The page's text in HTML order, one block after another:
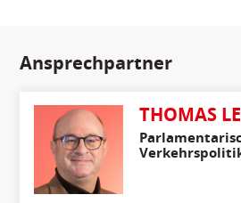
Ansprechpartner
THOMAS